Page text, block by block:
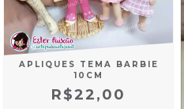
APLIQUES TEMA BARBIE
10CM
R$22,00